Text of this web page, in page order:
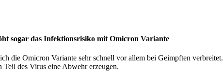
sogar das Infektionsrisiko mit Omicron Variante
die Omicron Variante sehr schnell vor allem bei Geimpften
des Virus eine Abwehr erzeugen.